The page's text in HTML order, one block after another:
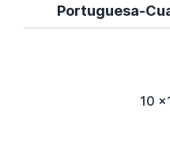
Portuguesa-
10